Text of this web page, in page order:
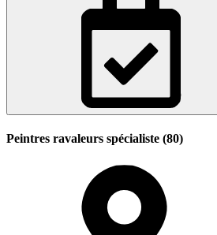
Peintres ravaleurs spécialiste (80)